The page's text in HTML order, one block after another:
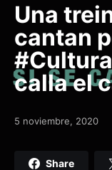
Una
cantan
calla el
Posted on
5 noviembre, 2020
Share